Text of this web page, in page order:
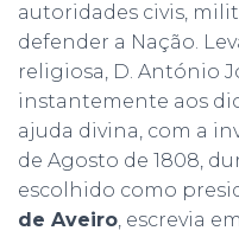
autoridades civis,
defender a Nação.
religiosa, D. António
instantemente aos
ajuda divina, com a
de Agosto de 1808,
escolhido como
de Aveiro, escrevia